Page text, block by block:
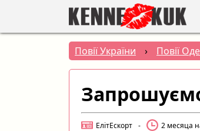
Повії України › Повії
ЕлітЕскорт - 2 месяца